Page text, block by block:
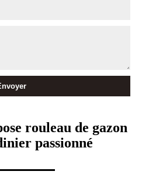
rouleau de gazon
passionné